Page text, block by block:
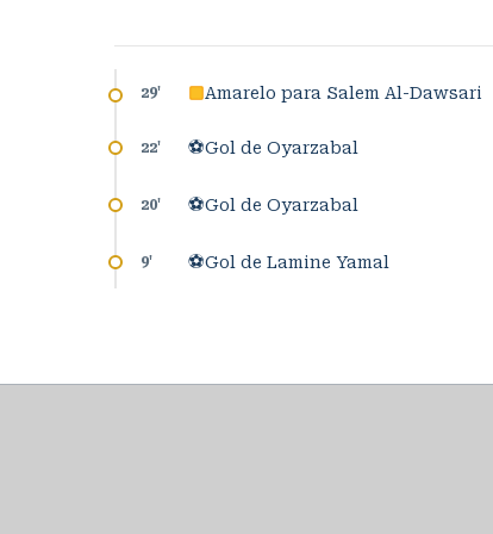
29' Amarelo para Salem Al-Dawsari
22' ⚽Gol de Oyarzabal
20' ⚽Gol de Oyarzabal
9' ⚽Gol de Lamine Yamal